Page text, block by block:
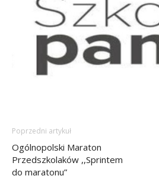
Poprzedni artykuł
Ogólnopolski Maraton
Przedszkolaków ,,Sprintem
do maratonu”